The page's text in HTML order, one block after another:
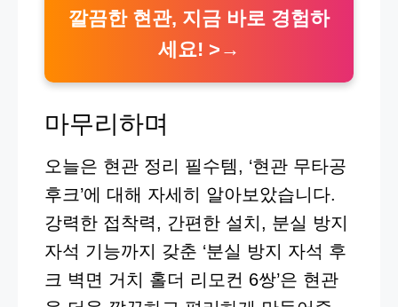
깔끔한 현관, 지금 바로 경험하
세요! >
마무리하며
오늘은 현관 정리 필수템, ‘현관 무타공
후크’에 대해 자세히 알아보았습니다.
강력한 접착력, 간편한 설치, 분실 방지
자석 기능까지 갖춘 ‘분실 방지 자석 후
크 벽면 거치 홀더 리모컨 6쌍’은 현관